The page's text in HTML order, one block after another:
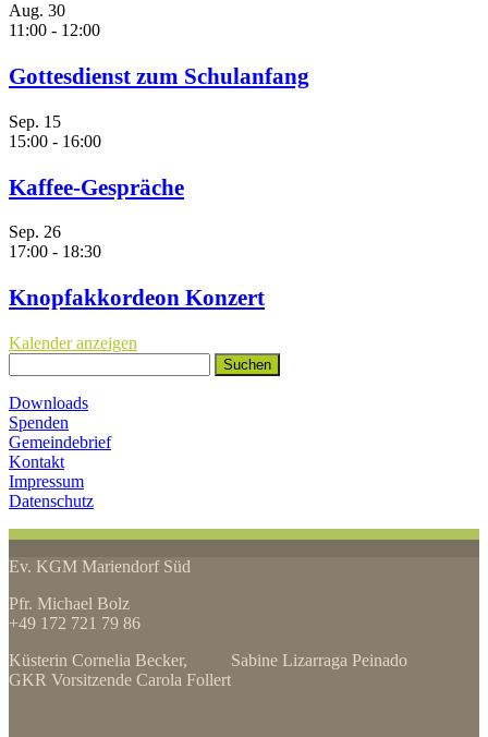
Aug. 30
11:00 - 12:00
Gottesdienst zum Schulanfang
Sep. 15
15:00 - 16:00
Kaffee-Gespräche
Sep. 26
17:00 - 18:30
Knopfakkordeon Konzert
Kalender anzeigen
nach:
Downloads
Spenden
Gemeindebrief
Kontakt
Impressum
Datenschutz
Ev. KGM Mariendorf Süd
Pfr. Michael Bolz
+49 172 721 79 86
Küsterin Cornelia Becker, Sabine Lizarraga Peinado
GKR Vorsitzende Carola Follert